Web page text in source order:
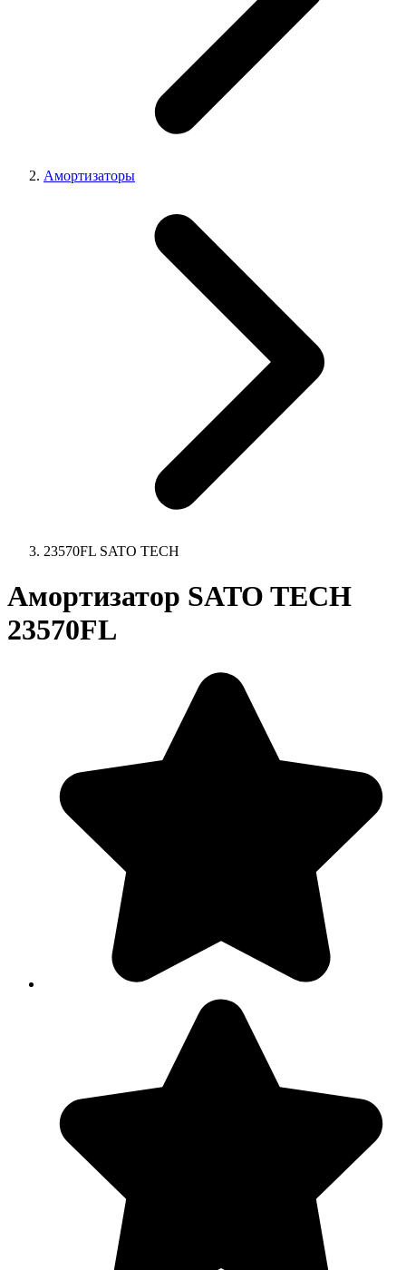
Амортизаторы
23570FL SATO TECH
Амортизатор SATO TECH
23570FL